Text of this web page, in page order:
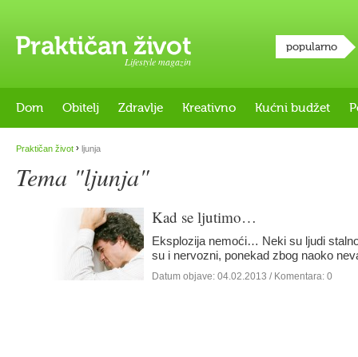
Lifestyle magazin
popularno
Dom Obitelj Zdravlje Kreativno Kućni budžet
Praktičan život › ljunja
Tema "ljunja"
Kad se ljutimo…
Eksplozija nemoći… Neki su ljudi
su i nervozni, ponekad zbog naoko
Datum objave: 04.02.2013 / Komentara: 0